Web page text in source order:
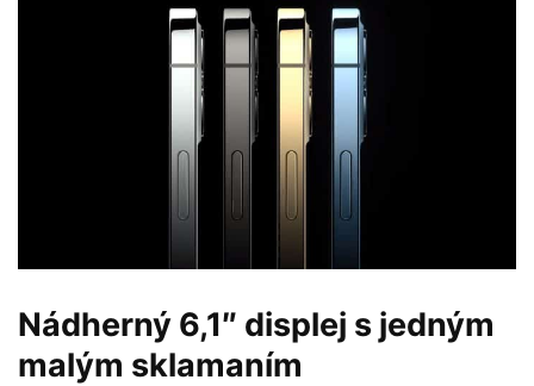
Nádherný 6,1″ displej s jedným
malým sklamaním